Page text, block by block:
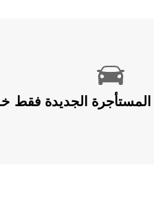
المستأجرة الجديدة فقط